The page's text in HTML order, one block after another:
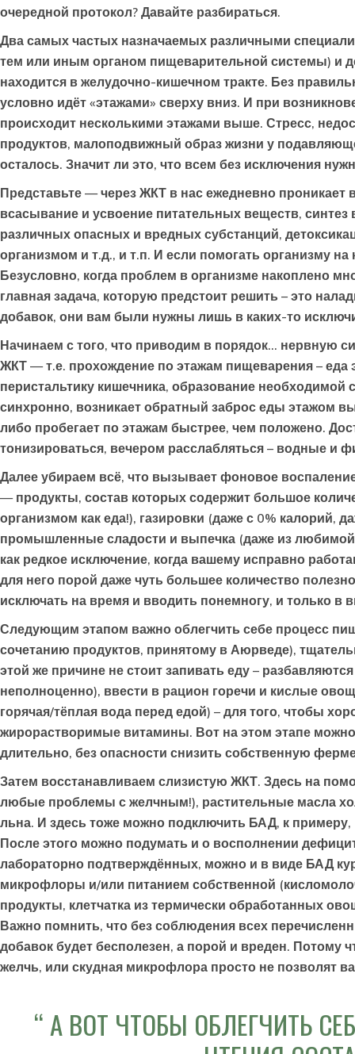
очередной протокол? Давайте разбираться.
Два самых частых назначаемых различными
тем или иным органом пищеварительной системы) и
находится в желудочно-кишечном тракте. Без
условно идёт «этажами» сверху вниз. И при
происходит несколькими этажами выше. Стресс,
продуктов, малоподвижный образ жизни у
осталось. Значит ли это, что всем без исключения
Представьте — через ЖКТ в нас ежедневно
всасывание и усвоение питательных веществ,
различных опасных и вредных субстанций,
организмом и т.д., и т.п. И если помогать организму
Безусловно, когда проблем в организме накоплено
главная задача, которую предстоит решить – это
добавок, они вам были нужны лишь в каких-то
Начинаем с того, что приводим в порядок… нервную
ЖКТ — т.е. прохождение по этажам пищеварения – еда
перистальтику кишечника, образование
синхронно, возникает обратный заброс еды этажом
либо пробегает по этажам быстрее, чем положено.
тонизироваться, вечером расслабляться – водные
Далее убираем всё, что вызывает фоновое
— продукты, состав которых содержит большое
организмом как еда!), газировки (даже с 0%
промышленные сладости и выпечка (даже из любимой
как редкое исключение, когда вашему исправно
для него порой даже чуть большее количество
исключать на время и вводить понемногу, и только в
Следующим этапом важно облегчить себе процесс
сочетанию продуктов, принятому в Аюрведе),
этой же причине не стоит запивать еду –
неполноценно), ввести в рацион горечи и кислые
горячая/тёплая вода перед едой) – для того, чтобы
жирорастворимые витамины. Вот на этом этапе
длительно, без опасности снизить собственную
Затем восстанавливаем слизистую ЖКТ. Здесь на
любые проблемы с желчным!), растительные масла
льна. И здесь тоже можно подключить БАД, к
После этого можно подумать и о восполнении
лабораторно подтверждённых, можно и в виде БАД
микрофлоры и/или питанием собственной
продукты, клетчатка из термически обработанных
Важно помнить, что без соблюдения всех
добавок будет бесполезен, а порой и вреден. Потому
желчь, или скудная микрофлора просто не позволят
А ВОТ ЧТОБЫ ОБЛЕГЧИТЬ